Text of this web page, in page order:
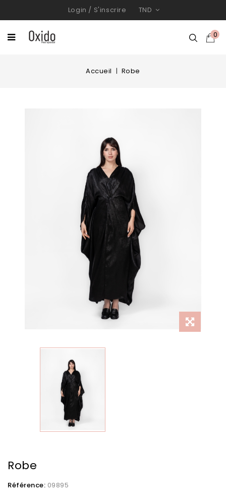
Login / S'inscrire TND
0
Accueil Robe
Robe
Référence: 09895